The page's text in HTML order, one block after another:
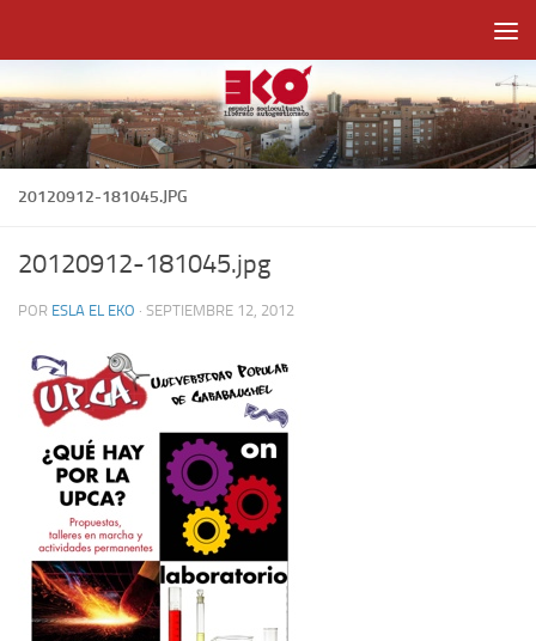
20120912-181045.JPG
20120912-181045.jpg
POR ESLA EL EKO · SEPTIEMBRE 12, 2012